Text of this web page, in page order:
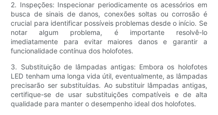
2. Inspeções: Inspecionar periodicamente os acessórios em
busca de sinais de danos, conexões soltas ou corrosão é
crucial para identificar possíveis problemas desde o início. Se
notar algum problema, é importante resolvê-lo
imediatamente para evitar maiores danos e garantir a
funcionalidade contínua dos holofotes.
3. Substituição de lâmpadas antigas: Embora os holofotes
LED tenham uma longa vida útil, eventualmente, as lâmpadas
precisarão ser substituídas. Ao substituir lâmpadas antigas,
certifique-se de usar substituições compatíveis e de alta
qualidade para manter o desempenho ideal dos holofotes.